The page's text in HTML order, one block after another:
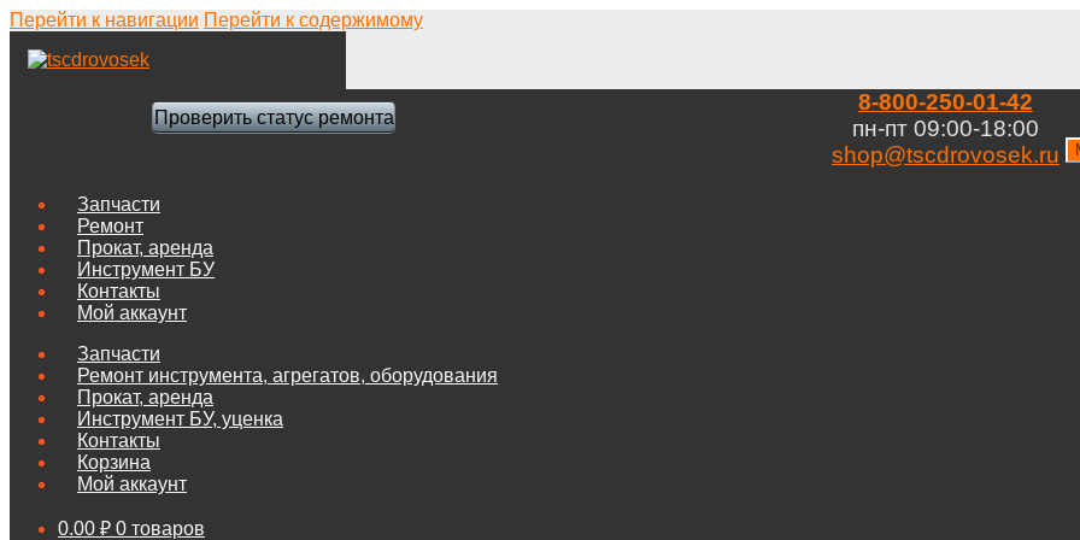
Перейти к навигации Перейти к содержимому
Проверить статус ремонта
8-800-250-01-42
пн-пт 09:00-18:00
shop@tscdrovosek.ru
Запчасти
Ремонт
Прокат, аренда
Инструмент БУ
Контакты
Мой аккаунт
Запчасти
Ремонт инструмента, агрегатов, оборудования
Прокат, аренда
Инструмент БУ, уценка
Контакты
Корзина
Мой аккаунт
0.00 ₽ 0 товаров